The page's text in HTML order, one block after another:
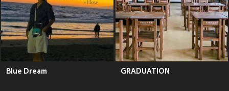
Blue Dream GRADUATION